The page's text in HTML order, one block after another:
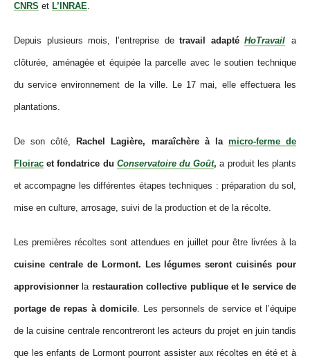
CNRS et L’INRAE.
Depuis plusieurs mois, l’entreprise detravail adaptéHoTravail a
clôturée, aménagée et équipée la parcelle avec le soutien technique
du service environnement de la ville. Le 17 mai, elle effectuera les
plantations.
De son côté, Rachel Lagière, maraîchère à la micro-ferme de
Floirac et fondatrice du Conservatoire du Goût, a produit les plants
et accompagne les différentes étapes techniques : préparation du sol,
mise en culture, arrosage, suivi de la production et de la récolte.
Les premières récoltes sont attendues en juillet pour être livrées à la
cuisine centrale de Lormont. Les légumes seront cuisinés pour
approvisionner la restauration collective publique et le service de
portage de repas à domicile. Les personnels de service et l’équipe
de la cuisine centrale rencontreront les acteurs du projet en juin tandis
que les enfants de Lormont pourront assister aux récoltes en été et à